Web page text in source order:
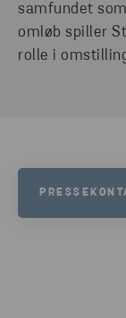
samfundet
omløb spiller
rolle i